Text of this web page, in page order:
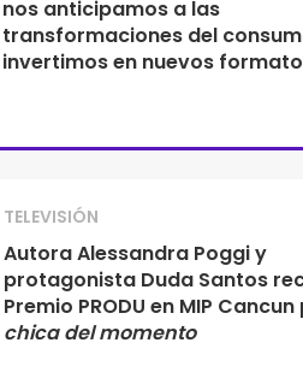
nos anticipamos a las
transformaciones del
invertimos en nuevos
TELEVISIÓN
Autora Alessandra Poggi y
protagonista Duda Santos
Premio PRODU en MIP Cancun
chica del momento